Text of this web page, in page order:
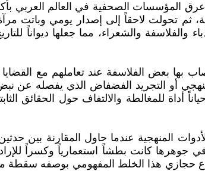
احتضنت هذا السجال الفكري الرفيع في صفحتها الثقافية عام 1998، واحدة من أعرق المؤسسات
مدينة الإسكندرية، ثم تحولت لاحقاً إلى إصدار يومي
والشعراء، مما جعلها ديواناً
بعض الفلاسفة عند تعاملهم مع القضايا
أو التجريد الفضفاض الذي يفصله عن
للمغالطة والالتفاف حول الحقائق
المنهجية عندما حاول المقارنة بين
في جوهرها كانت بطشاً استعمارياً وكسراً
حجازي هذا الخلط المفهومي بوصفه سقطة